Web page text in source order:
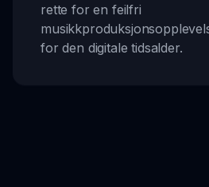
rette for en feilfri
for den digitale tidsalder.